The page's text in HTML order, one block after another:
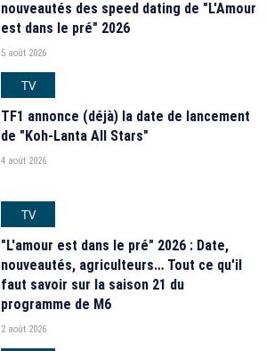
nouveautés des speed dating de "L'Amour
est dans le pré" 2026
5 août 2026
TV
TF1 annonce (déjà) la date de lancement
de "Koh-Lanta All Stars"
4 août 2026
TV
"L'amour est dans le pré" 2026 : Date,
nouveautés, agriculteurs… Tout ce qu'il
faut savoir sur la saison 21 du
programme de M6
2 août 2026